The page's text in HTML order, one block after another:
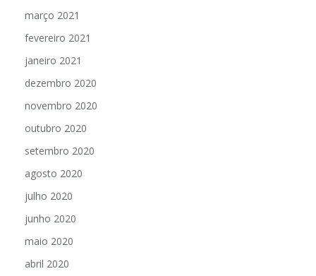
março 2021
fevereiro 2021
janeiro 2021
dezembro 2020
novembro 2020
outubro 2020
setembro 2020
agosto 2020
julho 2020
junho 2020
maio 2020
abril 2020